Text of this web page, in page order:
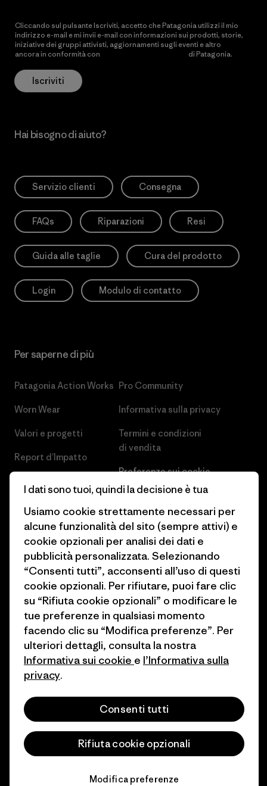
Cliccando sul pulsante Iscriviti, accetto che Patagonia utilizzi il mio
indirizzo e-mail e mi invii e-mail con informazioni sui prodotti, storie,
iniziative dei gruppi attivisti, aggiornamenti sugli eventi e altro
ancora in conformità con
di Patagonia.
Iscriviti
Hai bisogno di aiuto?
Servizio clienti Consegna
FAQs Riparazioni Resi
Guida alle taglie Cura del prodotto
Login Modulo di contatto
Per saperne di più
Patagonia Action Works
Worn Wear
Valori e progetti
Report d’Impatto
Obiettivi climatici
1% For The Planet
Come finanziamo
Buoni regalo
Trova un negozio
Pro Community
Informativa sulla privacy
Termini e condizioni
di vendita
Preferenze sui cookie
Lavora con noi
Stampa e media
Industry program
Programma di affiliazione
Patagonia Italia Mappa del sito
© 2026 Patagonia, Inc. All Rights Reserved.
I dati sono tuoi, quindi la decisione è tua
Usiamo cookie strettamente necessari per
alcune funzionalità del sito (sempre attivi) e
cookie opzionali per analisi dei dati e
pubblicità personalizzata. Selezionando
“Consenti tutti”, acconsenti all’uso di questi
cookie opzionali. Per rifiutare, puoi fare clic
su “Rifiuta cookie opzionali” o modificare le
tue preferenze in qualsiasi momento
facendo clic su “Modifica preferenze”. Per
ulteriori dettagli, consulta la nostra
Informativa sui cookie e l’Informativa sulla
privacy.
Consenti tutti
Rifiuta cookie opzionali
Modifica preferenze